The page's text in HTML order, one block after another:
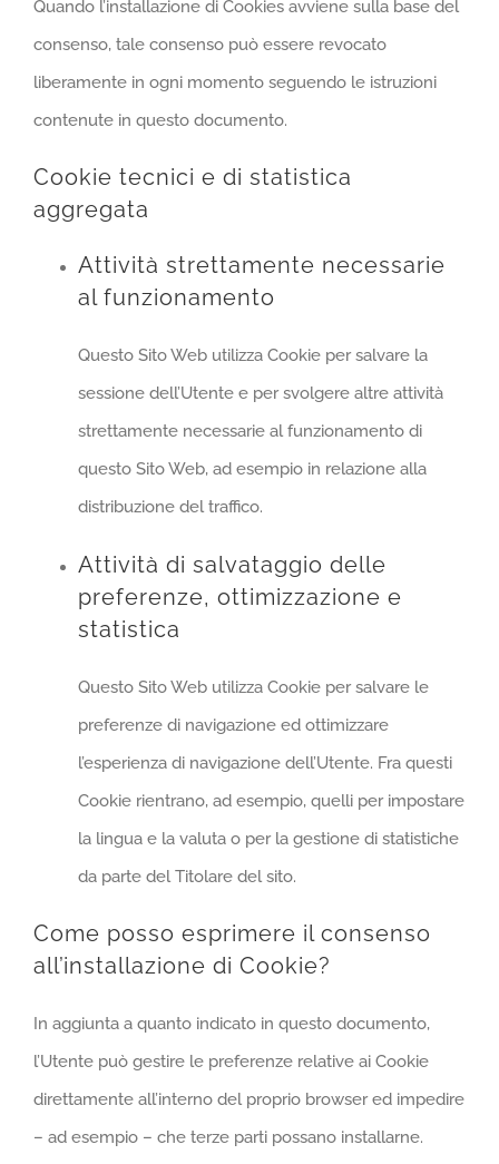
Quando l’installazione di Cookies avviene sulla base del
consenso, tale consenso può essere revocato
liberamente in ogni momento seguendo le istruzioni
contenute in questo documento.
Cookie tecnici e di statistica
aggregata
Attività strettamente necessarie
al funzionamento
Questo Sito Web utilizza Cookie per salvare la
sessione dell’Utente e per svolgere altre attività
strettamente necessarie al funzionamento di
questo Sito Web, ad esempio in relazione alla
distribuzione del traffico.
Attività di salvataggio delle
preferenze, ottimizzazione e
statistica
Questo Sito Web utilizza Cookie per salvare le
preferenze di navigazione ed ottimizzare
l’esperienza di navigazione dell’Utente. Fra questi
Cookie rientrano, ad esempio, quelli per impostare
la lingua e la valuta o per la gestione di statistiche
da parte del Titolare del sito.
Come posso esprimere il consenso
all’installazione di Cookie?
In aggiunta a quanto indicato in questo documento,
l’Utente può gestire le preferenze relative ai Cookie
direttamente all’interno del proprio browser ed impedire
– ad esempio – che terze parti possano installarne.